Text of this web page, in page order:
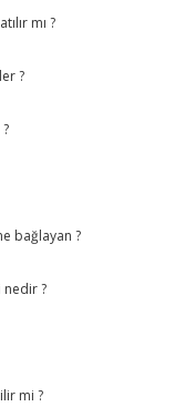
mı ?
?
bağlayan ?
nedir ?
mi ?